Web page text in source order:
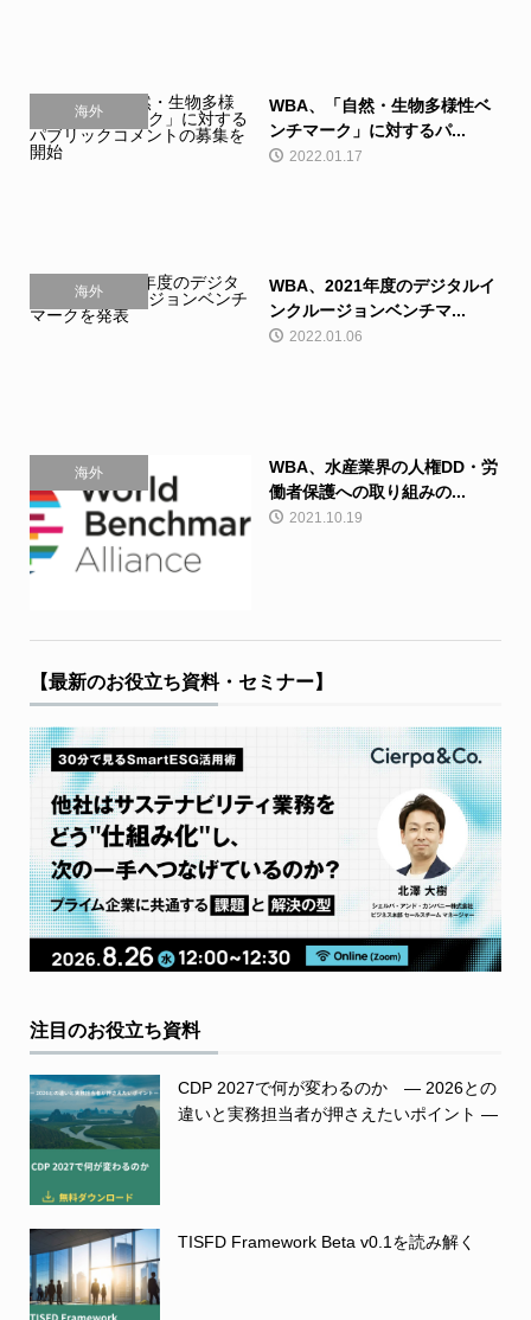
海外
WBA、「自然・生物多様性ベ
ンチマーク」に対するパ...
2022.01.17
海外
WBA、2021年度のデジタルイ
ンクルージョンベンチマ...
2022.01.06
海外
WBA、水産業界の人権DD・労
働者保護への取り組みの...
2021.10.19
【最新のお役立ち資料・セミナー】
注目のお役立ち資料
CDP 2027で何が変わるのか ― 2026との
違いと実務担当者が押さえたいポイント ―
TISFD Framework Beta v0.1を読み解く